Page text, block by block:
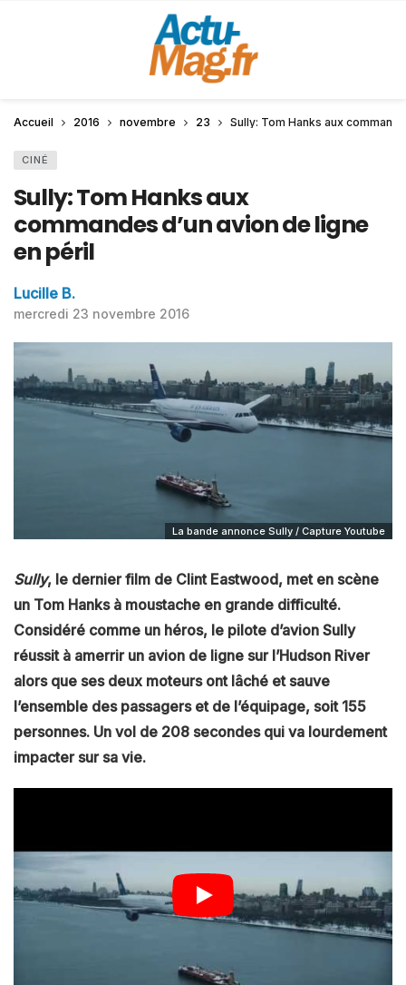
Accueil 2016 novembre 23 Sully: Tom Hanks aux
CINÉ
Sully: Tom Hanks aux
commandes d’un avion de ligne
en péril
Lucille B.
mercredi 23 novembre 2016
La bande annonce Sully / Capture Youtube
Sully, le dernier film de Clint Eastwood, met en scène
un Tom Hanks à moustache en grande difficulté.
Considéré comme un héros, le pilote d’avion Sully
réussit à amerrir un avion de ligne sur l’Hudson River
alors que ses deux moteurs ont lâché et sauve
l’ensemble des passagers et de l’équipage, soit 155
personnes. Un vol de 208 secondes qui va lourdement
impacter sur sa vie.